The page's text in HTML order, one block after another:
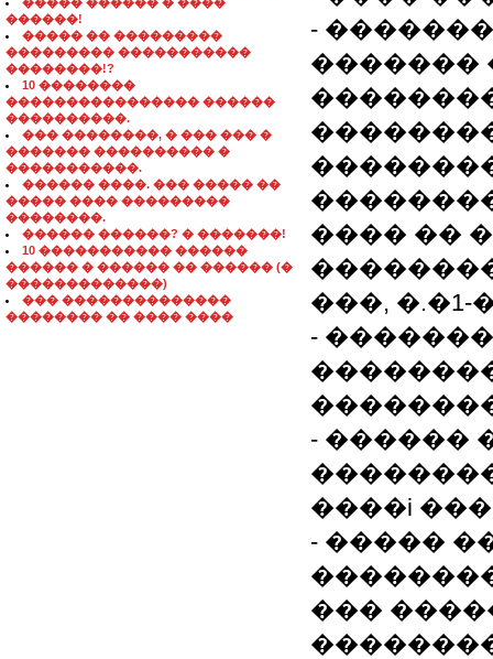
������!
����� �� ���������
��������� �����������
��������!?
10 ��������
���������������� ������
����������.
��� ��������, � ��� ��� �
������� ���������� �
�����������.
������ ����. ��� ����� ��
����� ���� ���������
��������.
������ ������? � �������!
10 ����������� ������
������ � ������ �� ������ (�
�������������)
��� ��������������
�������� �� ���� ����
-
�������
���� ��
��������:
���, �.�1-
-
- ������
����i
- �����
���